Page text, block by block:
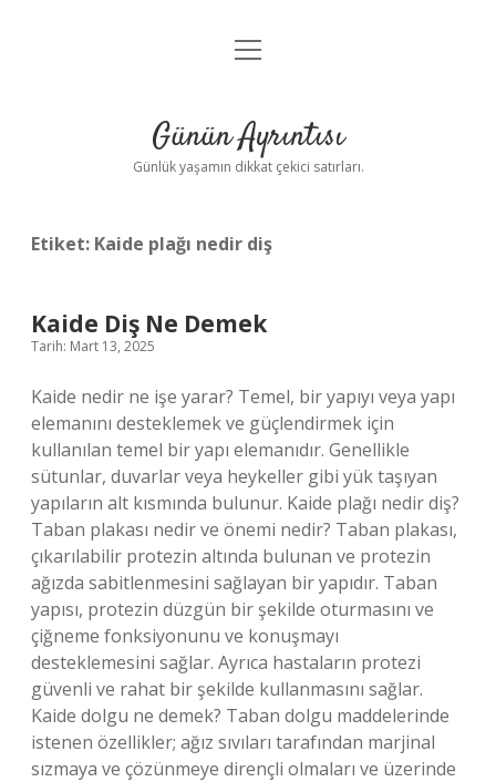
Anasayfa
Yasal Uyarı
menüyü
Günün Ayrıntısı
Günlük yaşamın dikkat çekici satırları.
Etiket: Kaide plağı nedir diş
Kaide Diş Ne Demek
Tarih: Mart 13, 2025
Kaide nedir ne işe yarar? Temel, bir yapıyı veya yapı
elemanını desteklemek ve güçlendirmek için
kullanılan temel bir yapı elemanıdır. Genellikle
sütunlar, duvarlar veya heykeller gibi yük taşıyan
yapıların alt kısmında bulunur. Kaide plağı nedir diş?
Taban plakası nedir ve önemi nedir? Taban plakası,
çıkarılabilir protezin altında bulunan ve protezin
ağızda sabitlenmesini sağlayan bir yapıdır. Taban
yapısı, protezin düzgün bir şekilde oturmasını ve
çiğneme fonksiyonunu ve konuşmayı
desteklemesini sağlar. Ayrıca hastaların protezi
güvenli ve rahat bir şekilde kullanmasını sağlar.
Kaide dolgu ne demek? Taban dolgu maddelerinde
istenen özellikler; ağız sıvıları tarafından marjinal
sızmaya ve çözünmeye dirençli olmaları ve üzerinde